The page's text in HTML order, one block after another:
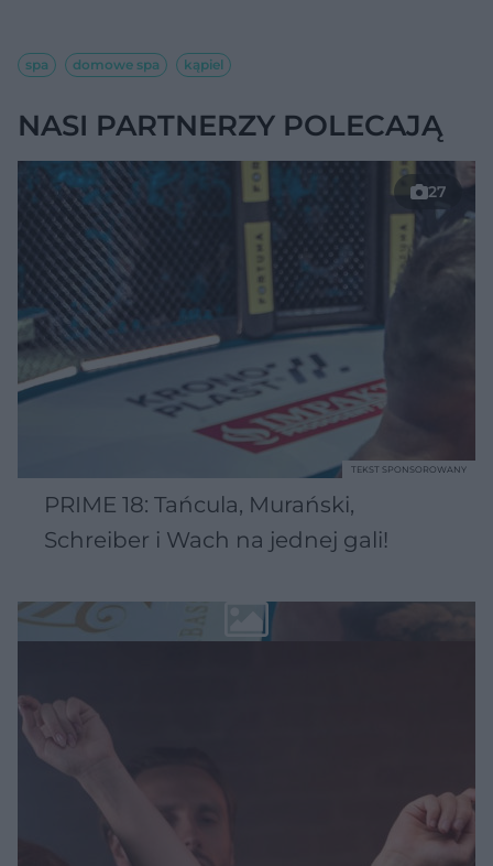
spa domowe spa kąpiel
NASI PARTNERZY POLECAJĄ
27
PRIME 18: Tańcula, Murański,
Schreiber i Wach na jednej gali!
TEKST SPONSOROWANY